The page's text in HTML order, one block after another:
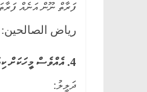
ފަރާތް ނޫން އަނެއް
رياض الصالحين: 843
4. އެއްވެސް މީހަކަށް ކިޔައި ނުދިނުން:
ދަލީލު: